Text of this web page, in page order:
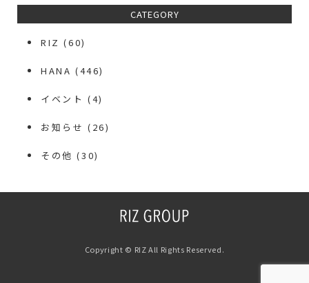
CATEGORY
RIZ (60)
HANA (446)
イベント (4)
お知らせ (26)
その他 (30)
Copyright © RIZ All Rights Reserved.